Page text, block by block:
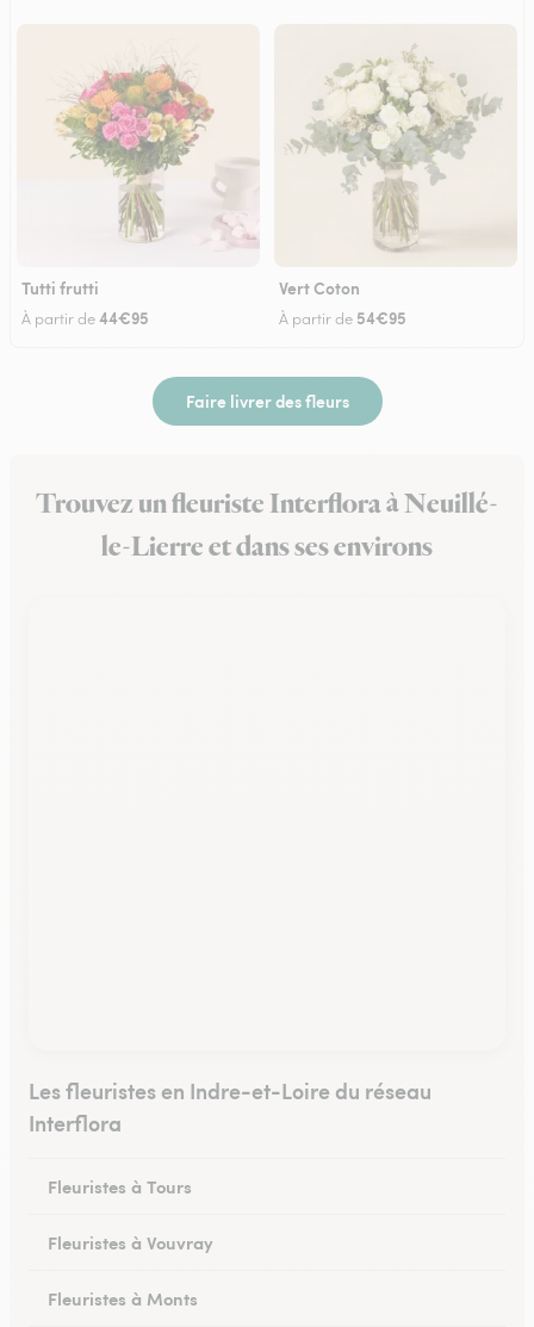
Tutti frutti
À partir de44€95
Vert Coton
À partir de 54€95
Faire livrer des fleurs
Trouvez un fleuriste Interflora à Neuillé-
le-Lierre et dans ses environs
Les fleuristes en Indre-et-Loire du réseau
Interflora
Fleuristes à Tours
Fleuristes à Vouvray
Fleuristes à Monts